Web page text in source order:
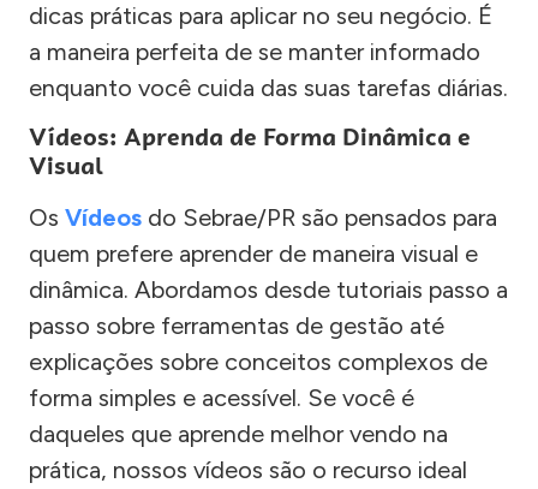
dicas práticas para aplicar no seu negócio. É
a maneira perfeita de se manter informado
enquanto você cuida das suas tarefas diárias.
Vídeos: Aprenda de Forma Dinâmica e
Visual
Os Vídeos do Sebrae/PR são pensados para
quem prefere aprender de maneira visual e
dinâmica. Abordamos desde tutoriais passo a
passo sobre ferramentas de gestão até
explicações sobre conceitos complexos de
forma simples e acessível. Se você é
daqueles que aprende melhor vendo na
prática, nossos vídeos são o recurso ideal